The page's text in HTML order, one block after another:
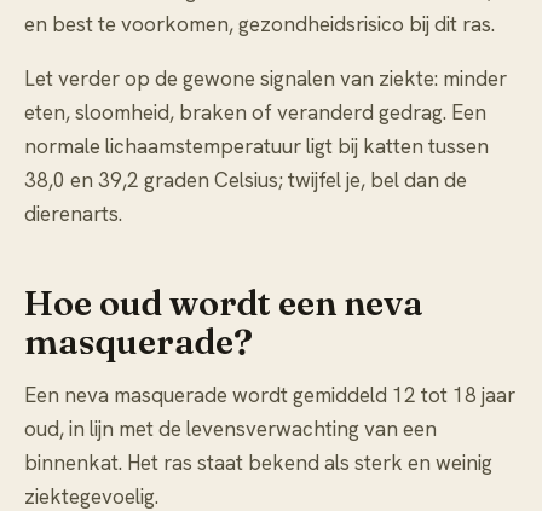
en best te voorkomen, gezondheidsrisico bij dit ras.
Let verder op de gewone signalen van ziekte: minder
eten, sloomheid, braken of veranderd gedrag. Een
normale lichaamstemperatuur ligt bij katten tussen
38,0 en 39,2 graden Celsius; twijfel je, bel dan de
dierenarts.
Hoe oud wordt een neva
masquerade?
Een neva masquerade wordt gemiddeld 12 tot 18 jaar
oud, in lijn met de levensverwachting van een
binnenkat. Het ras staat bekend als sterk en weinig
ziektegevoelig.